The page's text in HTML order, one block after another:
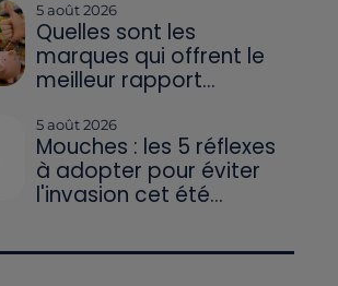
5 août 2026
Quelles sont les
marques qui offrent le
meilleur rapport...
5 août 2026
Mouches : les 5 réflexes
à adopter pour éviter
l'invasion cet été...